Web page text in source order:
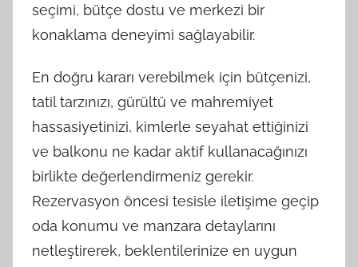
seçimi, bütçe dostu ve merkezi bir
konaklama deneyimi sağlayabilir.
En doğru kararı verebilmek için bütçenizi,
tatil tarzınızı, gürültü ve mahremiyet
hassasiyetinizi, kimlerle seyahat ettiğinizi
ve balkonu ne kadar aktif kullanacağınızı
birlikte değerlendirmeniz gerekir.
Rezervasyon öncesi tesisle iletişime geçip
oda konumu ve manzara detaylarını
netleştirerek, beklentilerinize en uygun